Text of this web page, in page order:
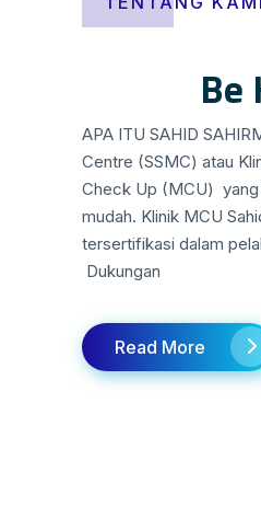
Be
APA ITU SAHID
Centre (SSMC) atau
Check Up (MCU) yang
mudah. Klinik MCU
tersertifikasi dalam
Dukungan
Read More